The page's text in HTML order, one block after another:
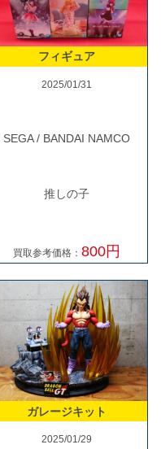
フィギュア
2025/01/31
SEGA / BANDAI NAMCO
推しの子
買取参考価格：800円
ガレージキット
2025/01/29